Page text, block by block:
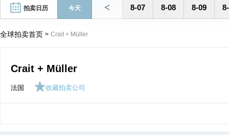
拍卖日历 今天 < 8-07 8-08 8-09
全球拍卖首页 > Crait + Müller
Crait + Müller
法国 收藏拍卖公司